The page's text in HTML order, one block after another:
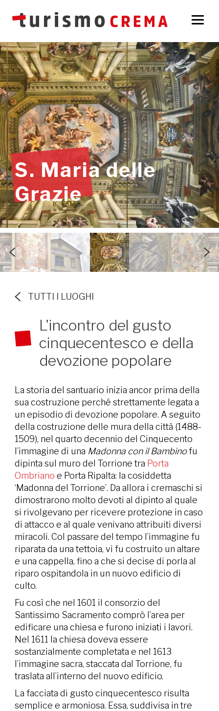
S. Maria delle
Grazie
TUTTI I LUOGHI
L'incontro del gusto
cinquecentesco e della
devozione popolare
La storia del santuario inizia ancor prima della
sua costruzione perché strettamente legata a
un episodio di devozione popolare. A seguito
della costruzione delle mura della città (1488-
1509), nel quarto decennio del Cinquecento
l’immagine di una Madonna con il Bambinofu
dipinta sul muro del Torrione tra Porta
Ombriano e Porta Ripalta: la cosiddetta
‘Madonna del Torrione’. Da allora i cremaschi si
dimostrarono molto devoti al dipinto al quale
si rivolgevano per ricevere protezione in caso
di attacco e al quale venivano attribuiti diversi
miracoli. Col passare del tempo l’immagine fu
riparata da una tettoia, vi fu costruito un altare
e una cappella, fino a che si decise di porla al
riparo ospitandola in un nuovo edificio di
culto.
Fu così che nel 1601 il consorzio del
Santissimo Sacramento comprò l’area per
edificare una chiesa e furono iniziati i lavori.
Nel 1611 la chiesa doveva essere
sostanzialmente completata e nel 1613
l’immagine sacra, staccata dal Torrione, fu
traslata all’interno del nuovo edificio.
La facciata di gusto cinquecentesco risulta
semplice e armoniosa. Essa, suddivisa in tre